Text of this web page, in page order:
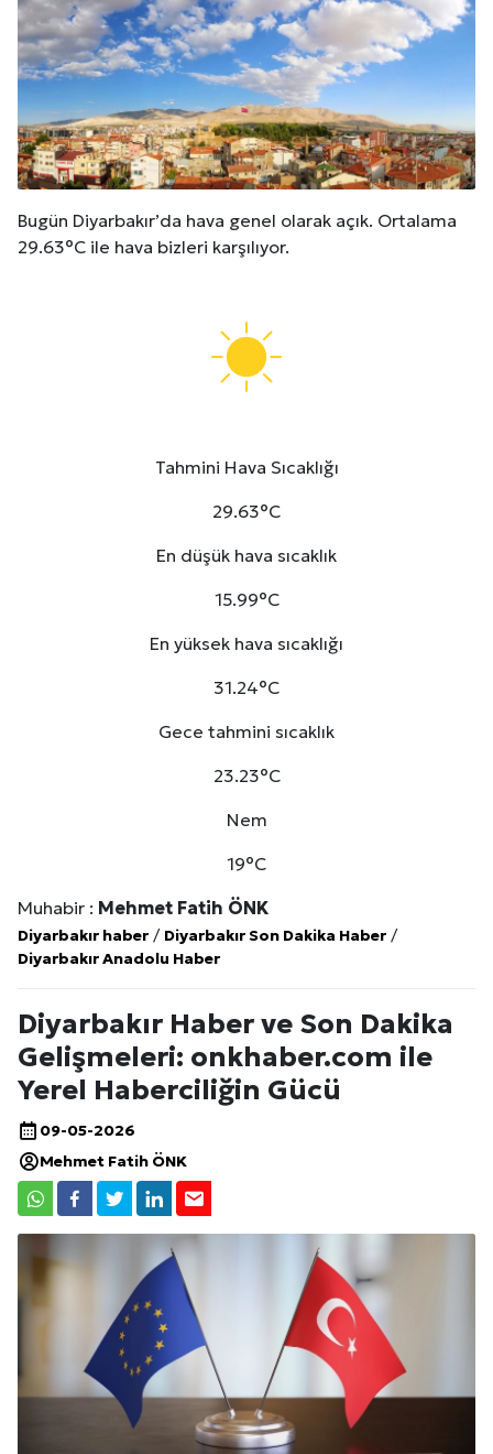
Bugün Diyarbakır’da hava genel olarak açık. Ortalama
29.63°C ile hava bizleri karşılıyor.
Tahmini Hava Sıcaklığı
29.63°C
En düşük hava sıcaklık
15.99°C
En yüksek hava sıcaklığı
31.24°C
Gece tahmini sıcaklık
23.23°C
Nem
19°C
Muhabir : Mehmet Fatih ÖNK
Diyarbakır haber / Diyarbakır Son Dakika Haber /
Diyarbakır Anadolu Haber
Diyarbakır Haber ve Son Dakika
Gelişmeleri: onkhaber.com ile
Yerel Haberciliğin Gücü
09-05-2026
Mehmet Fatih ÖNK